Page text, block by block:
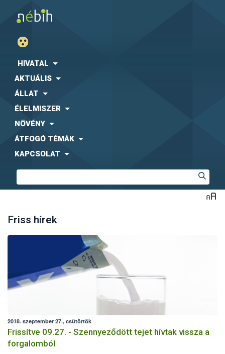
HIVATAL
AKTUÁLIS
ÁLLAT
ÉLELMISZER
NÖVÉNY
ÁTFOGÓ TÉMÁK
KAPCSOLAT
Friss hírek
2018. szeptember 27., csütörtök
Frissítve 09.27. - Szennyeződött tejet hívtak vissza a
forgalomból